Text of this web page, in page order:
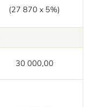
(27 870 х 5%)
30 000,00